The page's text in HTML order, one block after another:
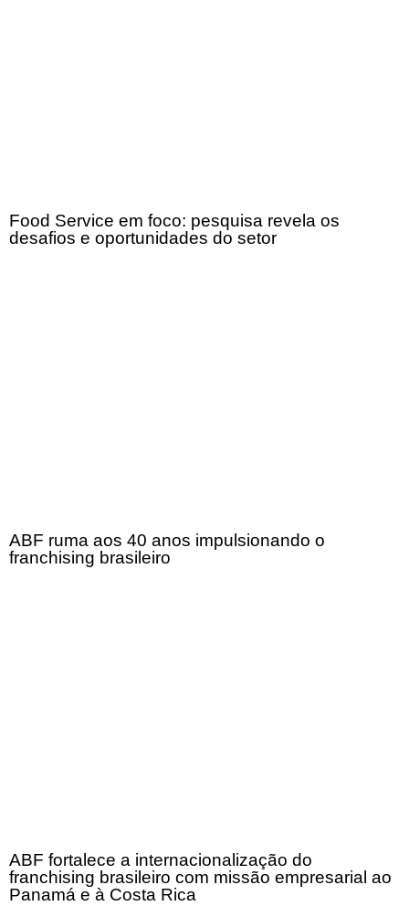
Food Service em foco: pesquisa revela os
desafios e oportunidades do setor
ABF ruma aos 40 anos impulsionando o
franchising brasileiro
ABF fortalece a internacionalização do
franchising brasileiro com missão empresarial ao
Panamá e à Costa Rica